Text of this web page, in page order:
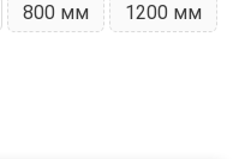
800 мм
1200 мм